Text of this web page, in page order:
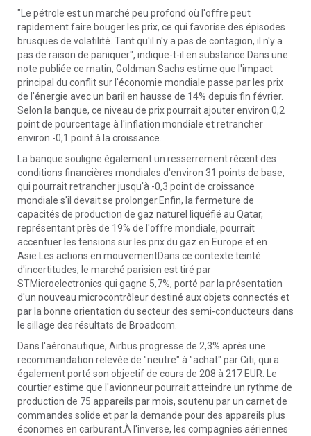
"Le pétrole est un marché peu profond où l'offre peut
rapidement faire bouger les prix, ce qui favorise des épisodes
brusques de volatilité. Tant qu'il n'y a pas de contagion, il n'y a
pas de raison de paniquer", indique-t-il en substance.Dans une
note publiée ce matin, Goldman Sachs estime que l'impact
principal du conflit sur l'économie mondiale passe par les prix
de l'énergie avec un baril en hausse de 14% depuis fin février.
Selon la banque, ce niveau de prix pourrait ajouter environ 0,2
point de pourcentage à l'inflation mondiale et retrancher
environ -0,1 point à la croissance.
La banque souligne également un resserrement récent des
conditions financières mondiales d'environ 31 points de base,
qui pourrait retrancher jusqu'à -0,3 point de croissance
mondiale s'il devait se prolonger.Enfin, la fermeture de
capacités de production de gaz naturel liquéfié au Qatar,
représentant près de 19% de l'offre mondiale, pourrait
accentuer les tensions sur les prix du gaz en Europe et en
Asie.Les actions en mouvementDans ce contexte teinté
d'incertitudes, le marché parisien est tiré par
STMicroelectronics qui gagne 5,7%, porté par la présentation
d'un nouveau microcontrôleur destiné aux objets connectés et
par la bonne orientation du secteur des semi-conducteurs dans
le sillage des résultats de Broadcom.
Dans l'aéronautique, Airbus progresse de 2,3% après une
recommandation relevée de "neutre" à "achat" par Citi, qui a
également porté son objectif de cours de 208 à 217 EUR. Le
courtier estime que l'avionneur pourrait atteindre un rythme de
production de 75 appareils par mois, soutenu par un carnet de
commandes solide et par la demande pour des appareils plus
économes en carburant.À l'inverse, les compagnies aériennes